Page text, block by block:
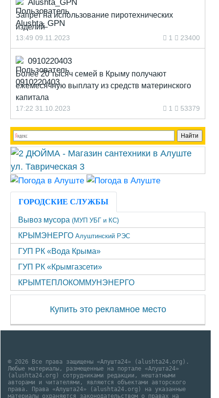
Alushta_GPN
Запрет на использование пиротехнических
изделий
13:49 09.11.2023 1 23400
0910220403
Более 20 тысяч семей в Крыму получают
ежемесячную выплату из средств материнского
капитала
17:22 31.10.2023 1 53379
ГОРОДСКИЕ СЛУЖБЫ
Вывоз мусора (МУП УБГ и КС)
КРЫМЭНЕРГО Алуштинский РЭС
ГУП РК «Вода Крыма»
ГУП РК «Крымгазсети»
КРЫМТЕПЛОКОММУНЭНЕРГО
Купить это рекламное место
© 2026 Все права защищены «Алушта24» (alushta24.org).
Любые материалы, размещенные на портале «Алушта24»
(alushta24.org) сотрудниками редакции, нештатными
авторами и читателями, являются объектами авторского
права. Права «Алушта24» (alushta24.org) на указанные
материалы охраняются законодательством о правах на